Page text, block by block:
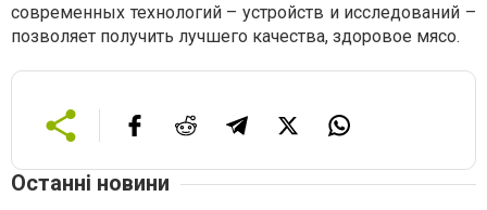
современных технологий – устройств и исследований –
позволяет получить лучшего качества, здоровое мясо.
Останні новини